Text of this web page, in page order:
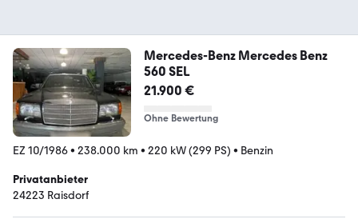
Mercedes-Benz Mercedes Benz
560 SEL
21.900 €
Ohne Bewertung
EZ 10/1986• 238.000 km • 220 kW (299 PS) • Benzin
Privatanbieter
24223 Raisdorf